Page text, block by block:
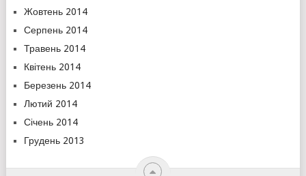
Жовтень 2014
Серпень 2014
Травень 2014
Квітень 2014
Березень 2014
Лютий 2014
Січень 2014
Грудень 2013